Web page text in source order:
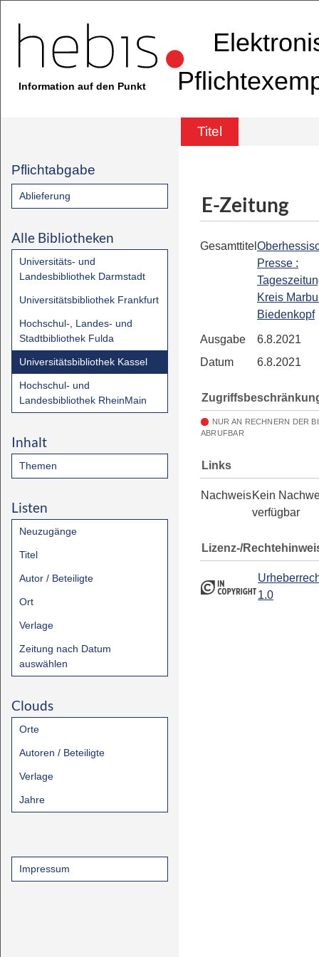
Information auf den Punkt
Titel
Pflichtabgabe
Ablieferung
Alle Bibliotheken
Universitäts- und
Landesbibliothek Darmstadt
Universitätsbibliothek Frankfurt
Hochschul-, Landes- und
Stadtbibliothek Fulda
Universitätsbibliothek Kassel
Hochschul- und
Landesbibliothek RheinMain
Inhalt
Themen
Listen
Neuzugänge
Titel
Autor / Beteiligte
Ort
Verlage
Zeitung nach Datum
auswählen
Clouds
Orte
Autoren / Beteiligte
Verlage
Jahre
Impressum
E-Zeitung
Gesamttitel
Presse :
Kreis
Biedenkopf
Ausgabe
6.8.2021
Datum
6.8.2021
NUR AN RECHNERN DER
ABRUFBAR
Links
NachweisKein
verfügbar
Lizenz-/
1.0